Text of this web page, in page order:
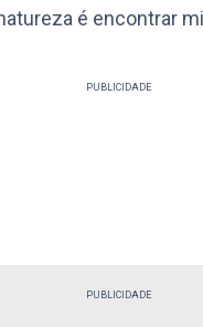
é encontrar
PUBLICIDADE
PUBLICIDADE